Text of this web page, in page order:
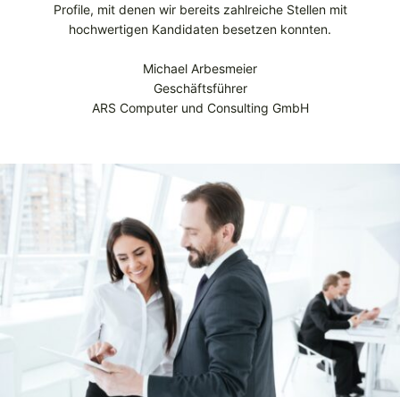
Profile, mit denen wir bereits zahlreiche Stellen mit
hochwertigen Kandidaten besetzen konnten.
Michael Arbesmeier
Geschäftsführer
ARS Computer und Consulting GmbH